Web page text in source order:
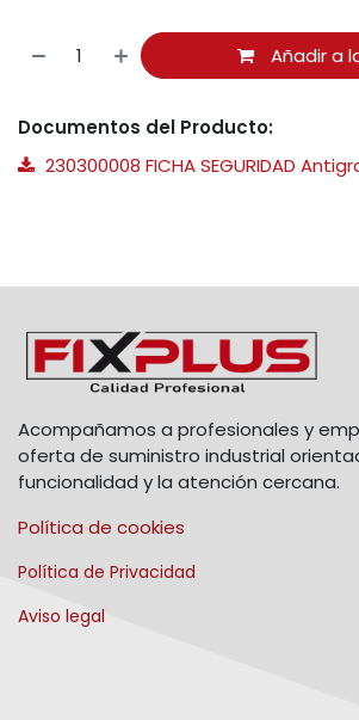
Añadir a
Documentos del Producto:
230300008 FICHA SEGURIDAD
Acompañamos a profesionales y
oferta de suministro industrial
funcionalidad y la atención cercana.
Política de cookies
Política de Privacidad
Aviso legal